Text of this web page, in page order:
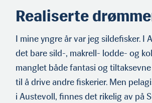
Realiserte
I mine yngre år var jeg sildefisker. I
det bare sild-, makrell- lodde- og
manglet både fantasi og
til å drive andre fiskerier. Men
i Austevoll, finnes det rikelig av på